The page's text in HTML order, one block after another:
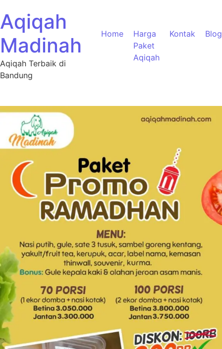
Aqiqah
Madinah
Aqiqah Terbaik di
Bandung
Home
Harga
Paket
Aqiqah
Kontak Blog